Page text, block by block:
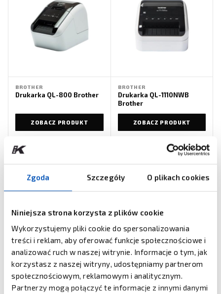
Zgoda Szczegóły O plikach cookies
Niniejsza strona korzysta z plików cookie
Wykorzystujemy pliki cookie do spersonalizowania
treści i reklam, aby oferować funkcje społecznościowe i
analizować ruch w naszej witrynie. Informacje o tym, jak
korzystasz z naszej witryny, udostępniamy partnerom
społecznościowym, reklamowym i analitycznym.
Partnerzy mogą połączyć te informacje z innymi danymi
BROTHER
Drukarka QL-800 Brother
ZOBACZ PRODUKT
BROTHER
Drukarka QL-1110NWB
Brother
ZOBACZ PRODUKT
TSC
220/240
ZOBACZ PRODUKT
BROTHER
Drukarka Brother QL-1100
ZOBACZ PRODUKT